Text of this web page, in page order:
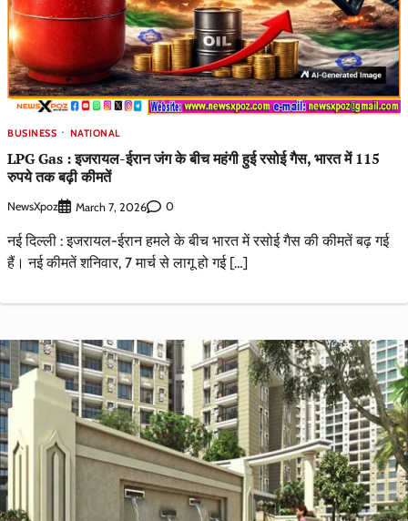
BUSINESS NATIONAL
LPG Gas : इजरायल-ईरान जंग के बीच महंगी हुई रसोई गैस, भारत में 115
रुपये तक बढ़ी कीमतें
NewsXpoz March 7, 2026 0
नई दिल्ली : इजरायल-ईरान हमले के बीच भारत में रसोई गैस की कीमतें बढ़ गई
हैं। नई कीमतें शनिवार, 7 मार्च से लागू हो गई […]